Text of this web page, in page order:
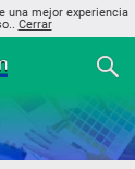
una mejor experiencia
Cerrar